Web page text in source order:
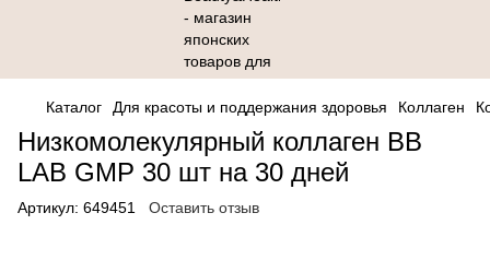
Каталог Для красоты и поддержания здоровья Коллаген
Низкомолекулярный коллаген BB
LAB GMP 30 шт на 30 дней
Артикул: 649451 Оставить отзыв